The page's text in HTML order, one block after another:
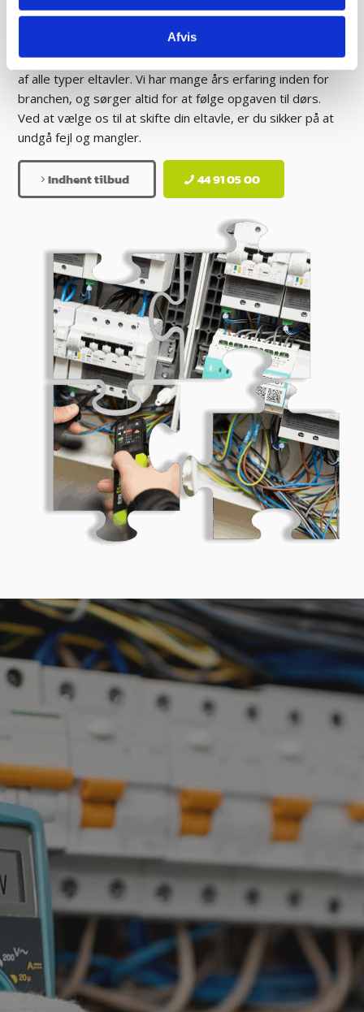
Afvis
fejlstrømsafbryderen, hvilket kan lede til potentielt farlige
Vi er autoriserede el-installatører, og udfører udskiftning
af alle typer eltavler. Vi har mange års erfaring inden for
branchen, og sørger altid for at følge opgaven til dørs.
Ved at vælge os til at skifte din eltavle, er du sikker på at
undgå fejl og mangler.
Indhent tilbud 44 91 05 00